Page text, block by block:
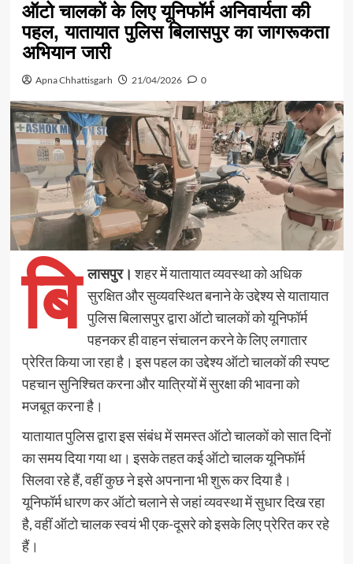
ऑटो चालकों के लिए यूनिफॉर्म अनिवार्यता की
पहल, यातायात पुलिस बिलासपुर का जागरूकता
अभियान जारी
Apna Chhattisgarh 21/04/2026 0
बि लासपुर। शहर में यातायात व्यवस्था को अधिक
सुरक्षित और सुव्यवस्थित बनाने के उद्देश्य से यातायात
पुलिस बिलासपुर द्वारा ऑटो चालकों को यूनिफॉर्म
पहनकर ही वाहन संचालन करने के लिए लगातार
प्रेरित किया जा रहा है। इस पहल का उद्देश्य ऑटो चालकों की स्पष्ट
पहचान सुनिश्चित करना और यात्रियों में सुरक्षा की भावना को
मजबूत करना है।
यातायात पुलिस द्वारा इस संबंध में समस्त ऑटो चालकों को सात दिनों
का समय दिया गया था। इसके तहत कई ऑटो चालक यूनिफॉर्म
सिलवा रहे हैं, वहीं कुछ ने इसे अपनाना भी शुरू कर दिया है।
यूनिफॉर्म धारण कर ऑटो चलाने से जहां व्यवस्था में सुधार दिख रहा
है, वहीं ऑटो चालक स्वयं भी एक-दूसरे को इसके लिए प्रेरित कर रहे
हैं।